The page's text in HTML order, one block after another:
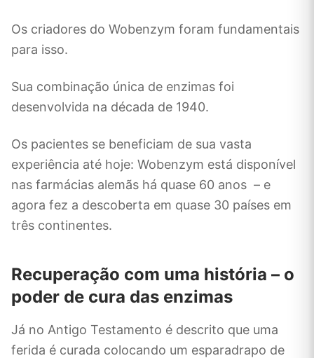
Os criadores do Wobenzym foram fundamentais
para isso.
Sua combinação única de enzimas foi
desenvolvida na década de 1940.
Os pacientes se beneficiam de sua vasta
experiência até hoje: Wobenzym está disponível
nas farmácias alemãs há quase 60 anos – e
agora fez a descoberta em quase 30 países em
três continentes.
Recuperação com uma história – o
poder de cura das enzimas
Já no Antigo Testamento é descrito que uma
ferida é curada colocando um esparadrapo de